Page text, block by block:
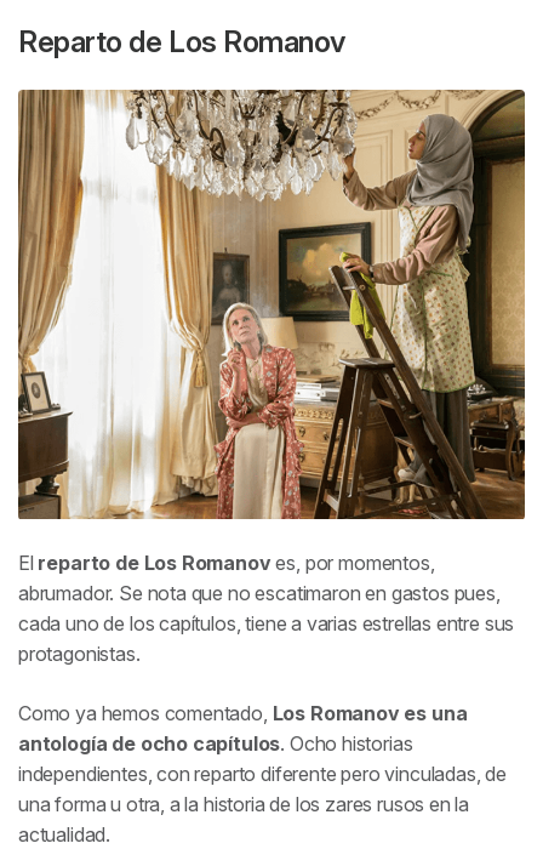
Reparto de Los Romanov
El reparto de Los Romanov es, por momentos,
abrumador. Se nota que no escatimaron en gastos pues,
cada uno de los capítulos, tiene a varias estrellas entre sus
protagonistas.
Como ya hemos comentado, Los Romanov es una
antología de ocho capítulos. Ocho historias
independientes, con reparto diferente pero vinculadas, de
una forma u otra, a la historia de los zares rusos en la
actualidad.